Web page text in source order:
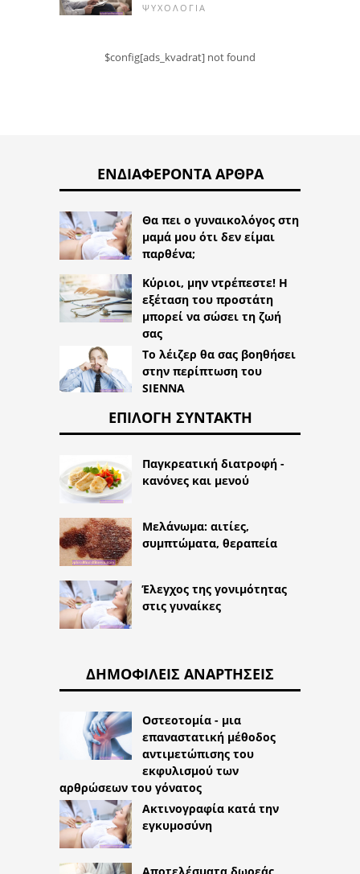
ΨΥΧΟΛΟΓΊΑ
$config[ads_kvadrat] not found
ΕΝΔΙΑΦΈΡΟΝΤΑ ΆΡΘΡΑ
Θα πει ο γυναικολόγος στη
μαμά μου ότι δεν είμαι
παρθένα;
Κύριοι, μην ντρέπεστε! Η
εξέταση του προστάτη
μπορεί να σώσει τη ζωή
σας
Το λέιζερ θα σας βοηθήσει
στην περίπτωση του
SIENNA
ΕΠΙΛΟΓΉ ΣΥΝΤΆΚΤΗ
Παγκρεατική διατροφή -
κανόνες και μενού
Μελάνωμα: αιτίες,
συμπτώματα, θεραπεία
Έλεγχος της γονιμότητας
στις γυναίκες
ΔΗΜΟΦΙΛΕΊΣ ΑΝΑΡΤΉΣΕΙΣ
Οστεοτομία - μια
επαναστατική μέθοδος
αντιμετώπισης του
εκφυλισμού των
αρθρώσεων του γόνατος
Ακτινογραφία κατά την
εγκυμοσύνη
Αποτελέσματα δωρεάς